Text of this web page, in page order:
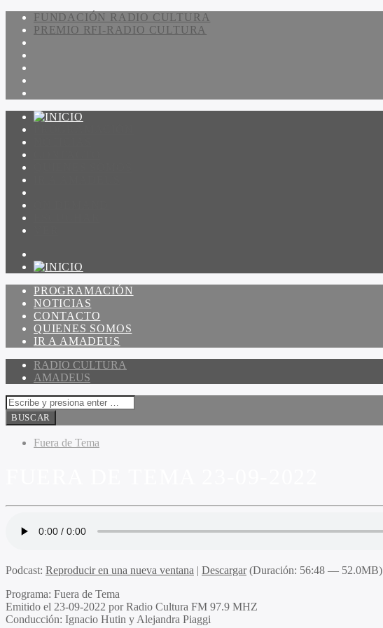
FUNDACIÓN RADIO CULTURA
PREMIO RFI-RADIO CULTURA
PROGRAMACIÓN
NOTICIAS
CONTACTO
QUIENES SOMOS
IR A AMADEUS
RADIO CULTURA
AMADEUS
Fuera de Tema
Podcast: Reproducir en una nueva ventana | Descargar(Duración: 56:48 — 52.0MB)
Programa: Fuera de Tema
Emitido el 23-09-2022 por Radio Cultura FM 97.9 MHZ
Conducción: Ignacio Hutin y Alejandra Piaggi